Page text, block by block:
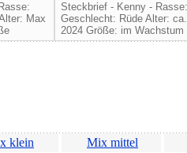
Max
Steckbrief - Kenny -
Geschlecht: Rüde Alter:
2024 Größe: im Wachstum
klein
Mix mittel